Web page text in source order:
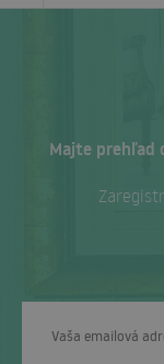
Majte prehľad